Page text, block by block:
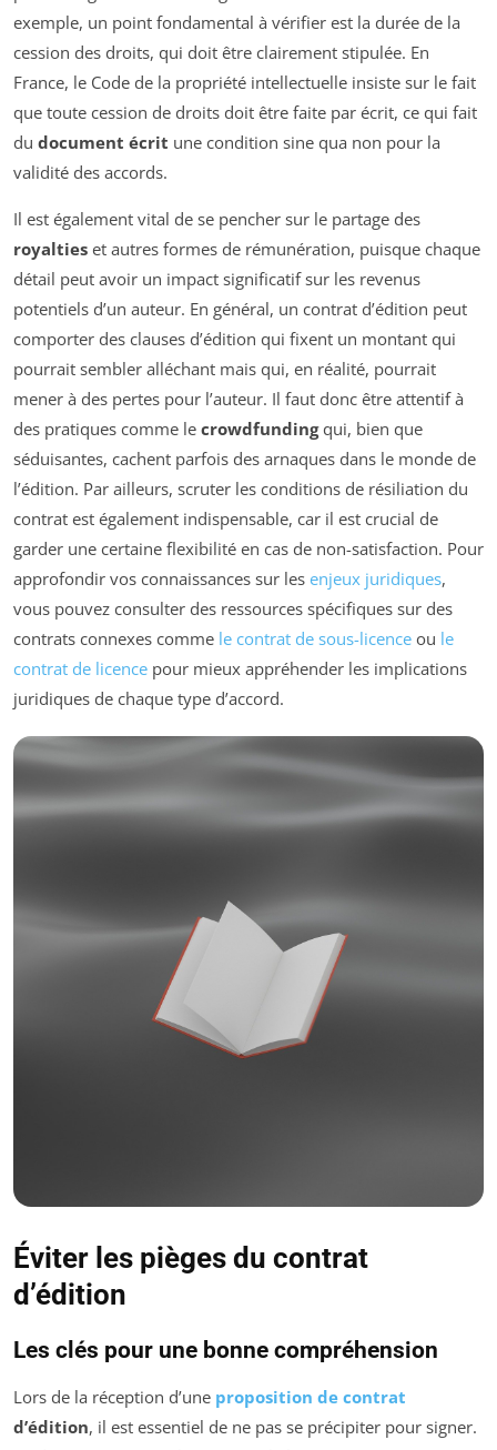
exemple, un point fondamental à vérifier est la durée de la
cession des droits, qui doit être clairement stipulée. En
France, le Code de la propriété intellectuelle insiste sur le fait
que toute cession de droits doit être faite par écrit, ce qui fait
du document écrit une condition sine qua non pour la
validité des accords.
Il est également vital de se pencher sur le partage des
royalties et autres formes de rémunération, puisque chaque
détail peut avoir un impact significatif sur les revenus
potentiels d’un auteur. En général, un contrat d’édition peut
comporter des clauses d’édition qui fixent un montant qui
pourrait sembler alléchant mais qui, en réalité, pourrait
mener à des pertes pour l’auteur. Il faut donc être attentif à
des pratiques comme le crowdfundingqui, bien que
séduisantes, cachent parfois des arnaques dans le monde de
l’édition. Par ailleurs, scruter les conditions de résiliation du
contrat est également indispensable, car il est crucial de
garder une certaine flexibilité en cas de non-satisfaction. Pour
approfondir vos connaissances sur les enjeux juridiques,
vous pouvez consulter des ressources spécifiques sur des
contrats connexes comme le contrat de sous-licence ou le
contrat de licence pour mieux appréhender les implications
juridiques de chaque type d’accord.
Éviter les pièges du contrat
d’édition
Les clés pour une bonne compréhension
Lors de la réception d’une proposition de contrat
d’édition, il est essentiel de ne pas se précipiter pour signer.